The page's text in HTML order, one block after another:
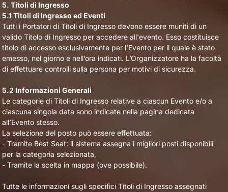
5. Titoli di Ingresso
5.1 Titoli di Ingresso ed Eventi
Tutti i Portatori di Titoli di Ingresso devono essere muniti di un
valido Titolo di Ingresso per accedere all'evento. Esso costituisce
titolo di accesso esclusivamente per l’Evento per il quale è stato
emesso, nel giorno e nell’ora indicati. L’Organizzatore ha la facoltà
di effettuare controlli sulla persona per motivi di sicurezza.
5.2 Informazioni Generali
Le categorie di Titoli di Ingresso relative a ciascun Evento e/o a
ciascuna singola data sono indicate nella pagina dedicata
all’Evento stesso.
La selezione del posto può essere effettuata:
- Tramite Best Seat: il sistema assegna i migliori posti disponibili
per la categoria selezionata,
- Tramite la scelta in mappa (ove possibile).
Tutte le informazioni sugli specifici Titoli di Ingresso assegnati